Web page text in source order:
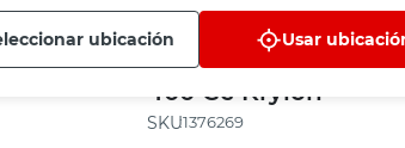
ubicación Usar
Krylon
Barniz
400 Cc Krylon
:1376269